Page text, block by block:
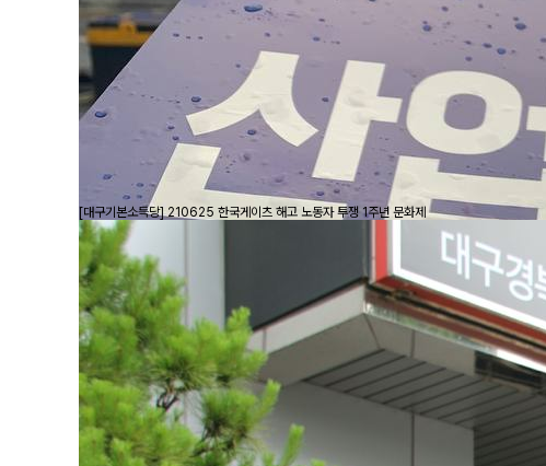
[대구기본소득당] 210625 한국게이츠 해고 노동자 투쟁 1주년 문화제